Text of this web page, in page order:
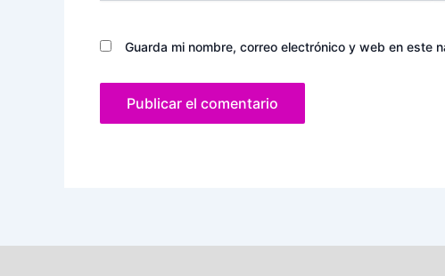
Guarda mi nombre, correo electrónico y web en este